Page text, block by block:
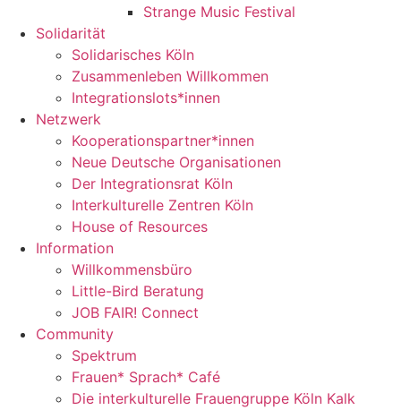
Strange Music Festival
Solidarität
Solidarisches Köln
Zusammenleben Willkommen
Integrationslots*innen
Netzwerk
Kooperationspartner*innen
Neue Deutsche Organisationen
Der Integrationsrat Köln
Interkulturelle Zentren Köln
House of Resources
Information
Willkommensbüro
Little-Bird Beratung
JOB FAIR! Connect
Community
Spektrum
Frauen* Sprach* Café
Die interkulturelle Frauengruppe Köln Kalk